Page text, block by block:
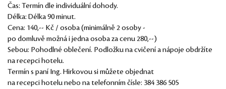
Čas: Termín dle individuální dohody.
Délka: Délka 90 minut.
Cena: 140,-- Kč / osoba (minimálně 2 osoby -
po domluvě možná i jedna osoba za cenu 280,--)
Sebou: Pohodlné oblečení. Podložku na cvičení a nápoje obdržíte
na recepci hotelu.
Termín s paní Ing. Hirkovou si můžete objednat
na recepci hotelu nebo na telefonním čísle: 384 386 505